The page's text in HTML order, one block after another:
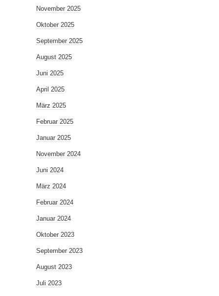
November 2025
Oktober 2025
September 2025
August 2025
Juni 2025
April 2025
März 2025
Februar 2025
Januar 2025
November 2024
Juni 2024
März 2024
Februar 2024
Januar 2024
Oktober 2023
September 2023
August 2023
Juli 2023